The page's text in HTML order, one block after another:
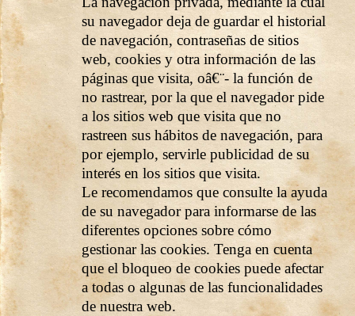
su navegador deja de guardar el historial
de navegación, contraseñas de sitios
web, cookies y otra información de las
páginas que visita, oâ€¨- la función de
no rastrear, por la que el navegador pide
a los sitios web que visita que no
rastreen sus hábitos de navegación, para
por ejemplo, servirle publicidad de su
interés en los sitios que visita.
Le recomendamos que consulte la ayuda
de su navegador para informarse de las
diferentes opciones sobre cómo
gestionar las cookies. Tenga en cuenta
que el bloqueo de cookies puede afectar
a todas o algunas de las funcionalidades
de nuestra web.